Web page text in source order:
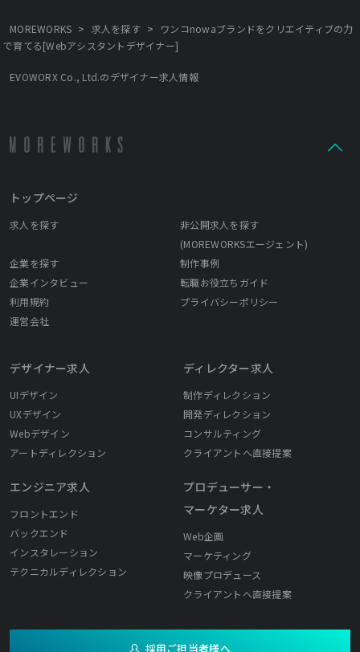
MOREWORKS > 求人を探す >
ワンコnowaブランドをクリエイティブの力
で育てる[Webアシスタントデザイナー]
EVOWORX Co., Ltd.のデザイナー求人情報
トップページ
求人を探す
非公開求人を探す
(MOREWORKSエージェント)
企業を探す
制作事例
企業インタビュー
転職お役立ちガイド
利用規約
プライバシーポリシー
運営会社
デザイナー求人
UIデザイン
UXデザイン
Webデザイン
アートディレクション
エンジニア求人
フロントエンド
バックエンド
インスタレーション
テクニカルディレクション
ディレクター求人
制作ディレクション
開発ディレクション
コンサルティング
クライアントへ直接提案
プロデューサー・
マーケター求人
Web企画
マーケティング
映像プロデュース
クライアントへ直接提案
採用ご担当者様へ